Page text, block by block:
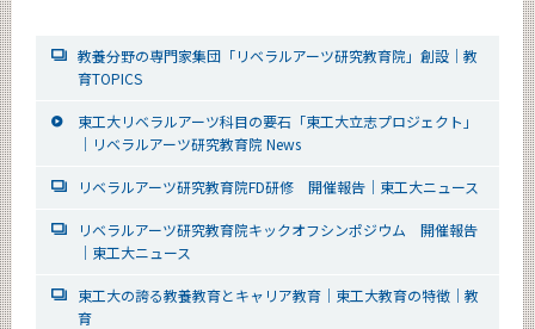
教養分野の専門家集団「リベラルアーツ研究教育院」創設｜教
育TOPICS
東工大リベラルアーツ科目の要石「東工大立志プロジェクト」
｜リベラルアーツ研究教育院 News
リベラルアーツ研究教育院FD研修 開催報告｜東工大ニュース
リベラルアーツ研究教育院キックオフシンポジウム 開催報告
｜東工大ニュース
東工大の誇る教養教育とキャリア教育｜東工大教育の特徴｜教
育